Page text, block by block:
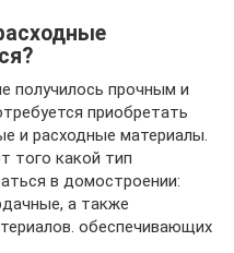
получилось прочным и
приобретать
и расходные материалы.
того какой тип
в домостроении:
а также
обеспечивающих